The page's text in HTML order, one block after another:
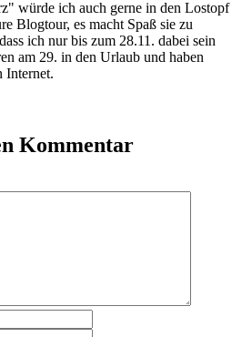
würde ich auch gerne in den Lostopf
Blogtour, es macht Spaß sie zu
ich nur bis zum 28.11. dabei sein
am 29. in den Urlaub und haben
Internet.
Kommentar